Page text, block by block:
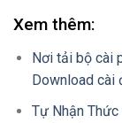
Xem thêm:
Nơi tải bộ cài
Download cài
Tự Nhận